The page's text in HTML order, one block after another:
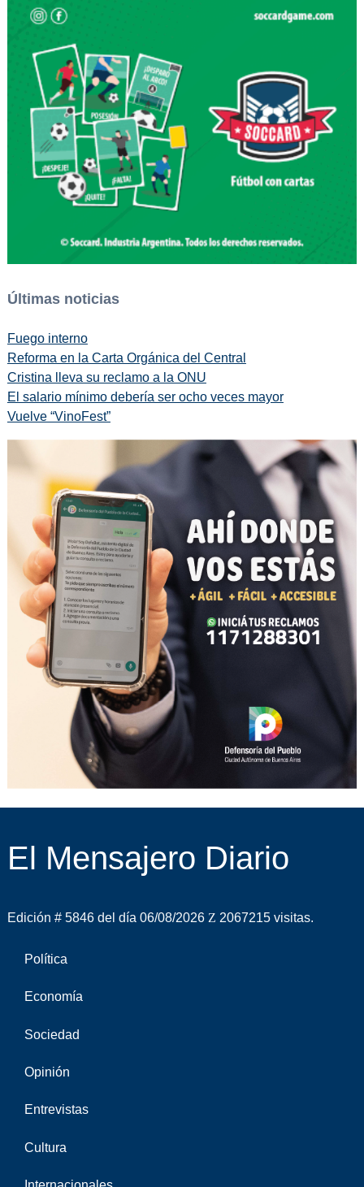
Últimas noticias
Fuego interno
Reforma en la Carta Orgánica del Central
Cristina lleva su reclamo a la ONU
El salario mínimo debería ser ocho veces mayor
Vuelve “VinoFest”
El Mensajero Diario
Edición # 5846 del día 06/08/2026 2067215 visitas.
Política
Economía
Sociedad
Opinión
Entrevistas
Cultura